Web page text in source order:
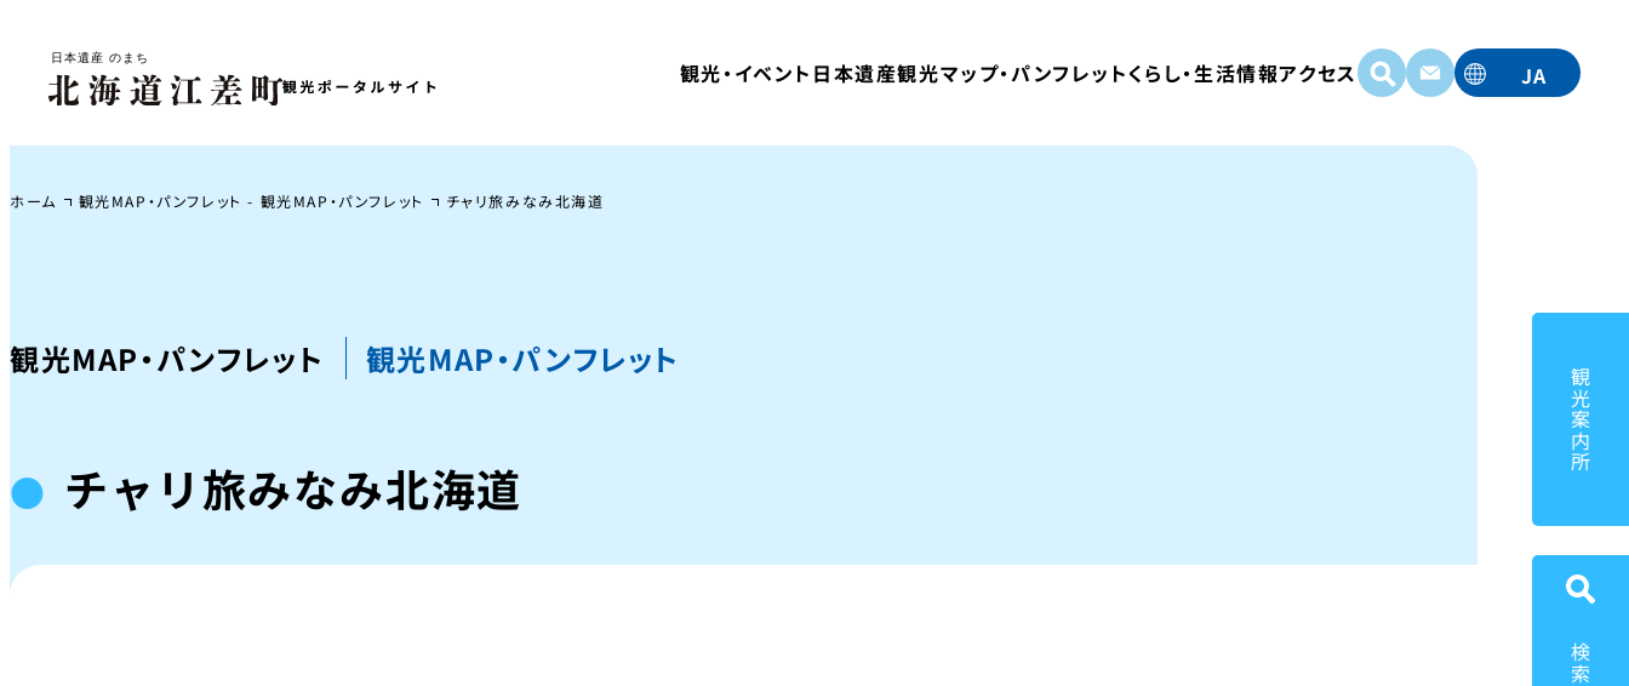
観光・イベント 日本遺産観光マップ・パンフレットくらし・生活情報アクセス
JA
観光案内所
検索
ホーム 観光MAP・パンフレット - 観光MAP・パンフレット チャリ旅みなみ北海道
観光MAP・パンフレット 観光MAP・パンフレット
チャリ旅みなみ北海道